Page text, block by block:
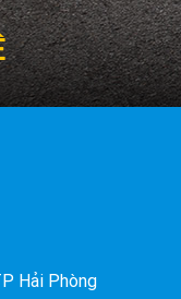
Hải Phòng